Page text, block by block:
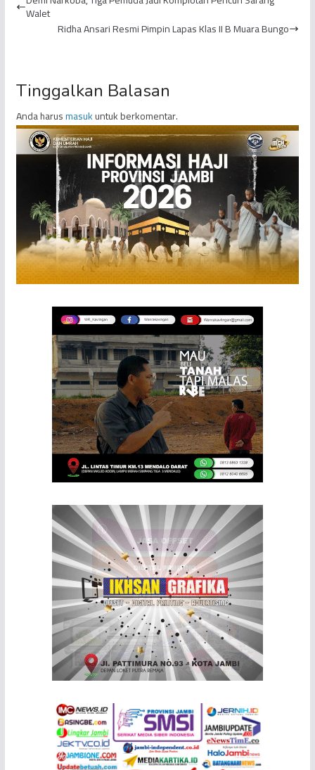
Cyberbully...
Walet
Ridha Ansari Resmi Pimpin Lapas Klas II B Muara Bungo
Tinggalkan Balasan
Anda harusmasukuntuk berkomentar.